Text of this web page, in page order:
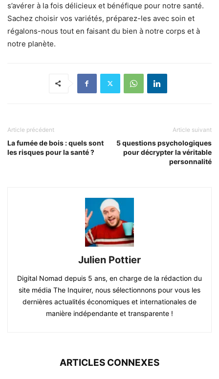
s’avérer à la fois délicieux et bénéfique pour notre santé.
Sachez choisir vos variétés, préparez-les avec soin et
régalons-nous tout en faisant du bien à notre corps et à
notre planète.
Article précédent
La fumée de bois : quels sont
les risques pour la santé ?
Article suivant
5 questions psychologiques
pour décrypter la véritable
personnalité
Julien Pottier
Digital Nomad depuis 5 ans, en charge de la rédaction du
site média The Inquirer, nous sélectionnons pour vous les
dernières actualités économiques et internationales de
manière indépendante et transparente !
ARTICLES CONNEXES